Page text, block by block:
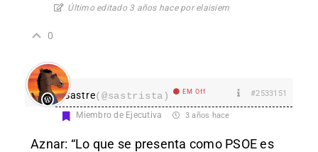
Último editado 3 años hace por elaisiem
0
Sastre(@sastrista) EM Off #2533151
Miembro de Ejecutiva 3 años hace
Aznar: “Lo que se presenta como PSOE es